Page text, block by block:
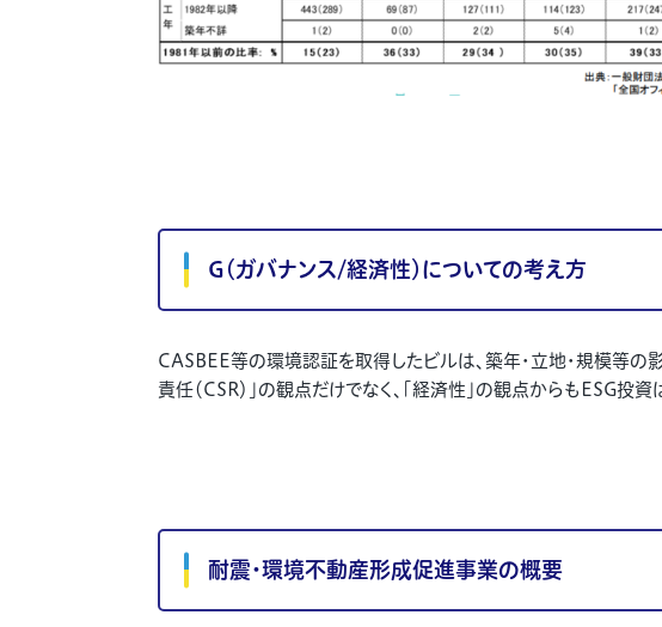
G（ガバナンス/経済性）についての考え方
CASBEE等の環境認証を取得したビルは、築年・立地・規模等
責任（CSR）」の観点だけでなく、「経済性」の観点からも ESG投資
耐震・環境不動産形成促進事業の概要